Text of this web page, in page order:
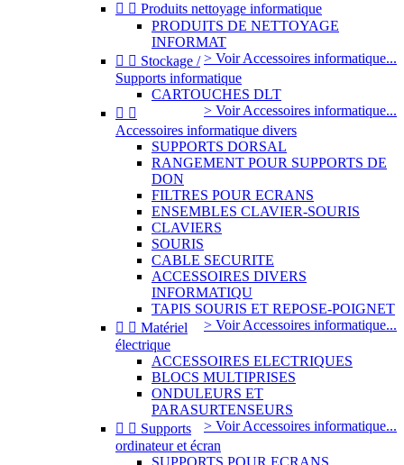
  Produits nettoyage informatique
PRODUITS DE NETTOYAGE
INFORMAT
> Voir Accessoires informatique...
  Stockage /
Supports informatique
CARTOUCHES DLT
> Voir Accessoires informatique...
 
Accessoires informatique divers
SUPPORTS DORSAL
RANGEMENT POUR SUPPORTS DE
DON
FILTRES POUR ECRANS
ENSEMBLES CLAVIER-SOURIS
CLAVIERS
SOURIS
CABLE SECURITE
ACCESSOIRES DIVERS
INFORMATIQU
TAPIS SOURIS ET REPOSE-POIGNET
> Voir Accessoires informatique...
  Matériel
électrique
ACCESSOIRES ELECTRIQUES
BLOCS MULTIPRISES
ONDULEURS ET
PARASURTENSEURS
> Voir Accessoires informatique...
  Supports
ordinateur et écran